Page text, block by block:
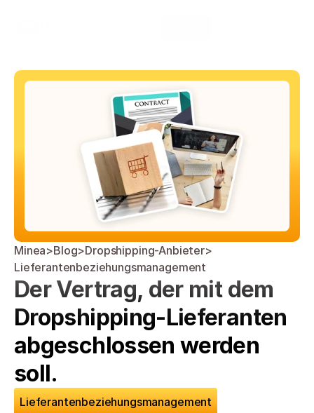
Minea>Blog>Dropshipping-Anbieter>
Lieferantenbeziehungsmanagement
Der Vertrag, der mit dem
Dropshipping-Lieferanten
abgeschlossen werden
soll.
Lieferantenbeziehungsmanagement